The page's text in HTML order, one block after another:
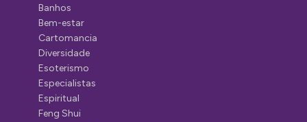
Banhos
Bem-estar
Cartomancia
Diversidade
Esoterismo
Especialistas
Espiritual
Feng Shui